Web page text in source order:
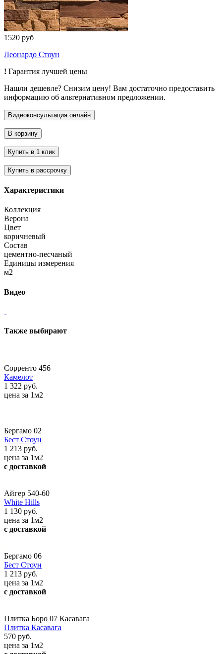
1520 руб
Леонардо Стоун
! Гарантия лучшей цены
Нашли дешевле? Снизим цену! Вам достаточно предоставить
информацию об альтернативном предложении.
Характеристики
Коллекция
Верона
Цвет
коричневый
Состав
цементно-песчаный
Единицы измерения
м2
Видео
Также выбирают
Сорренто 456
Камелот
1 322 руб.
цена за 1м2
Бергамо 02
Бест Стоун
1 213 руб.
цена за 1м2
с доставкой
Айгер 540-60
White Hills
1 130 руб.
цена за 1м2
с доставкой
Бергамо 06
Бест Стоун
1 213 руб.
цена за 1м2
с доставкой
Плитка Боро 07 Касавага
Плитка Касавага
570 руб.
цена за 1м2